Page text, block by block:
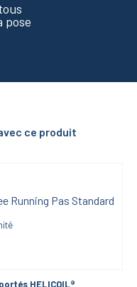
pose
ce produit
Running Pas Standard
HELICOIL®